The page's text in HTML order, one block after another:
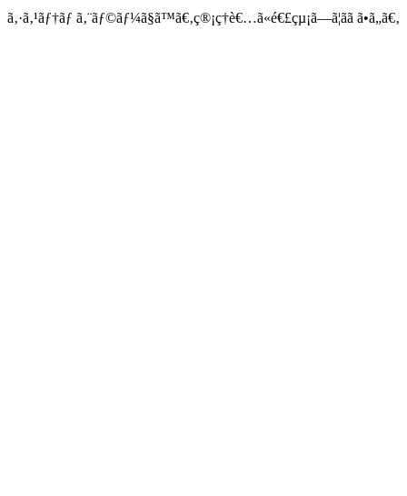
ã‚·ã‚¹ãƒ†ãƒ ã‚¨ãƒ©ãƒ¼ã§ã™ã€‚ç®¡ç†è€…ã«é€£çµ¡ã—ã¦ãã ã•ã„ã€‚